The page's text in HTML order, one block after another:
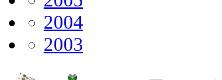
2004
2003